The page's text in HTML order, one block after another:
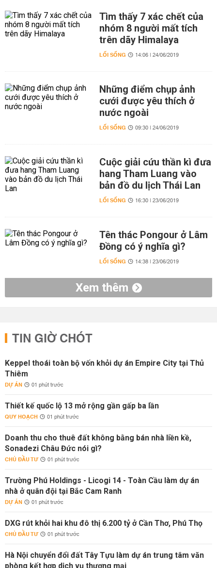
Tìm thấy 7 xác chết của
nhóm 8 người mất tích
trên dãy Himalaya
LỐI SỐNG 14:06 | 24/06/2019
Những điểm chụp ảnh
cưới được yêu thích ở
nước ngoài
LỐI SỐNG 09:30 | 24/06/2019
Cuộc giải cứu thần kì đưa
hang Tham Luang vào
bản đồ du lịch Thái Lan
LỐI SỐNG 16:30 | 23/06/2019
Tên thác Pongour ở Lâm
Đồng có ý nghĩa gì?
LỐI SỐNG 14:38 | 23/06/2019
Xem thêm
TIN GIỜ CHÓT
Keppel thoái toàn bộ vốn khỏi dự án Empire City tại Thủ
Thiêm
DỰ ÁN 01 phút trước
Thiết kế quốc lộ 13 mở rộng gần gấp ba lần
QUY HOẠCH 01 phút trước
Doanh thu cho thuê đất không bằng bán nhà liền kề,
Sonadezi Châu Đức nói gì?
CHỦ ĐẦU TƯ 01 phút trước
Trường Phú Holdings - Licogi 14 - Toàn Cầu làm dự án
nhà ở quân đội tại Bắc Cam Ranh
DỰ ÁN 01 phút trước
DXG rút khỏi hai khu đô thị 6.200 tỷ ở Cần Thơ, Phú Thọ
CHỦ ĐẦU TƯ 01 phút trước
Hà Nội chuyển đổi đất Tây Tựu làm dự án trung tâm văn
phòng kết hợp dịch vụ thương mại